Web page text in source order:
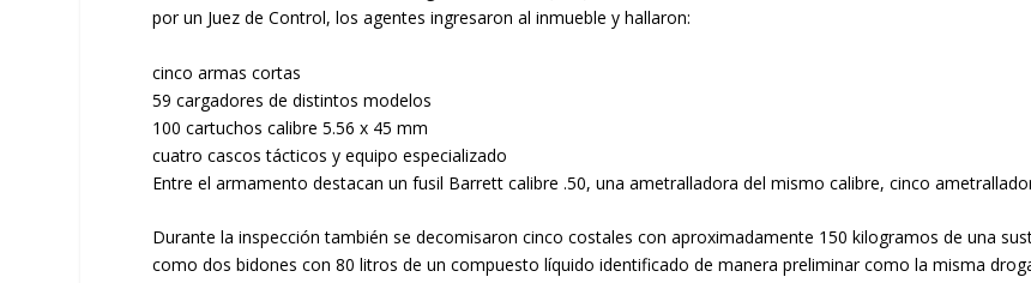
por un Juez de Control, los agentes ingresaron al inmueble y hallaron:
cinco armas cortas
59 cargadores de distintos modelos
100 cartuchos calibre 5.56 x 45 mm
cuatro cascos tácticos y equipo especializado
Entre el armamento destacan un fusil Barrett calibre .50, una ametralladora del mismo calibre, cinco
Durante la inspección también se decomisaron cinco costales con aproximadamente 150 kilogramos de una
como dos bidones con 80 litros de un compuesto líquido identificado de manera preliminar como la misma